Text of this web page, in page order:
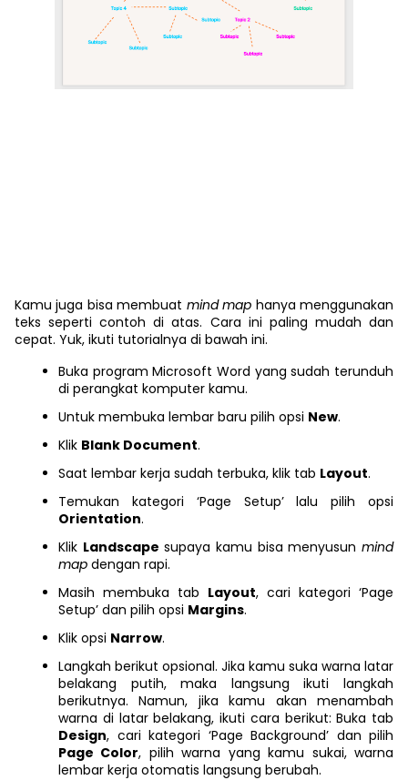
Kamu juga bisa membuat mind map hanya menggunakan
teks seperti contoh di atas. Cara ini paling mudah dan
cepat. Yuk, ikuti tutorialnya di bawah ini.
Buka program Microsoft Word yang sudah terunduh
di perangkat komputer kamu.
Untuk membuka lembar baru pilih opsi New.
Klik Blank Document.
Saat lembar kerja sudah terbuka, klik tab Layout.
Temukan kategori ‘Page Setup’ lalu pilih opsi
Orientation.
Klik Landscape supaya kamu bisa menyusunmind
map dengan rapi.
Masih membuka tab Layout, cari kategori ‘Page
Setup’ dan pilih opsi Margins.
Klik opsi Narrow.
Langkah berikut opsional. Jika kamu suka warna latar
belakang putih, maka langsung ikuti langkah
berikutnya. Namun, jika kamu akan menambah
warna di latar belakang, ikuti cara berikut: Buka tab
Design, cari kategori ‘Page Background’ dan pilih
Page Color, pilih warna yang kamu sukai, warna
lembar kerja otomatis langsung berubah.